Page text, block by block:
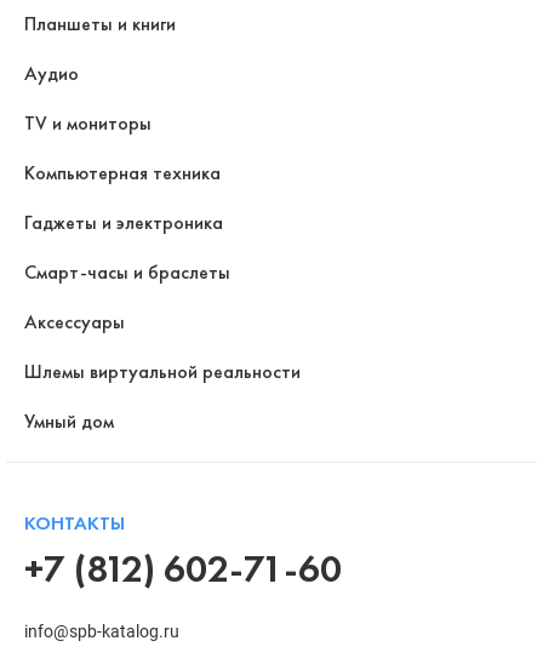
Планшеты и книги
Аудио
TV и мониторы
Компьютерная техника
Гаджеты и электроника
Смарт-часы и браслеты
Аксессуары
Шлемы виртуальной реальности
Умный дом
КОНТАКТЫ
+7 (812) 602-71-60
info@spb-katalog.ru